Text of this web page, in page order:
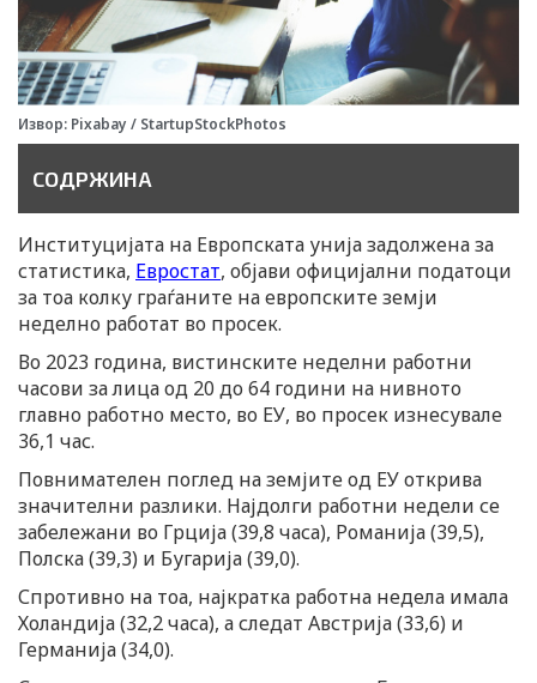
Извор: Pixabay / StartupStockPhotos
СОДРЖИНА
Институцијата на Европската унија задолжена за
статистика, Евростат, објави официјални податоци
за тоа колку граѓаните на европските земји
неделно работат во просек.
Во 2023 година, вистинските неделни работни
часови за лица од 20 до 64 години на нивното
главно работно место, во ЕУ, во просек изнесувале
36,1 час.
Повнимателен поглед на земјите од ЕУ открива
значителни разлики. Најдолги работни недели се
забележани во Грција (39,8 часа), Романија (39,5),
Полска (39,3) и Бугарија (39,0).
Спротивно на тоа, најкратка работна недела имала
Холандија (32,2 часа), а следат Австрија (33,6) и
Германија (34,0).